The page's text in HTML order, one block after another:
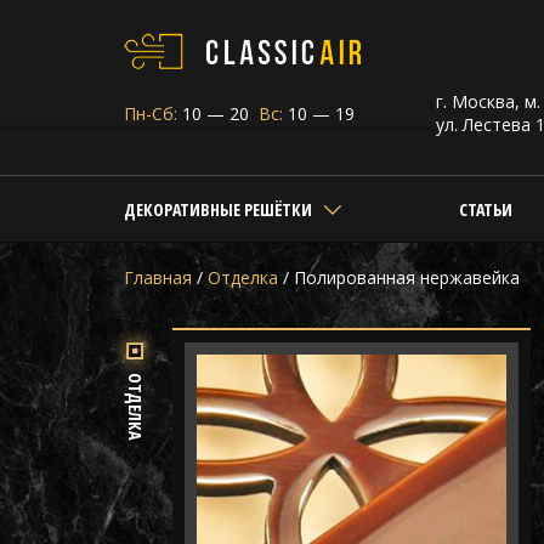
Пн-Сб: 10 — 20 Вс: 10 — 19
г. Москва, м.
ул. Лестева
ДЕКОРАТИВНЫЕ РЕШЁТКИ СТАТЬИ
Главная / Отделка / Полированная нержавейка
ОТДЕЛКА